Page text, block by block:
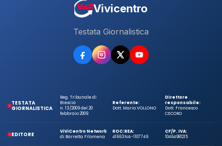
Vivicentro
Testata Giornalistica
TESTATA
GIORNALISTICA
Reg. Tribunale di
Brescia
n. 13/2009 del 20
febbraio 2009
Referente:
Dott. Mario VOLLONO
Direttore
responsabile:
Dott. Francesco
CECORO
EDITORE
ViViCentro Network
di Barretta Filomena
ROC:
41663
REA:
NA-1107749
CF/P. IVA:
10464981215